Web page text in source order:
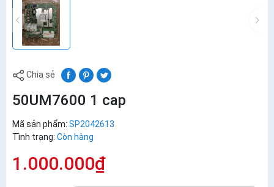
Chia sẻ
50UM7600 1 cap
Mã sản phẩm: SP2042613
Tình trạng: Còn hàng
1.000.000₫